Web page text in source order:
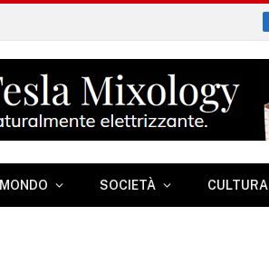
MONDO SOCIETÀ CULTURA